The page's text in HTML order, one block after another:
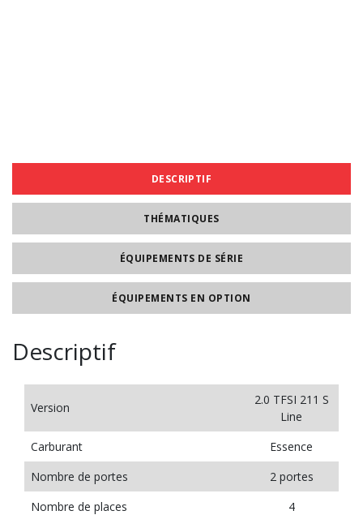
DESCRIPTIF
THÉMATIQUES
ÉQUIPEMENTS DE SÉRIE
ÉQUIPEMENTS EN OPTION
Descriptif
Version
2.0 TFSI 211 S
Line
Carburant
Essence
Nombre de portes
2 portes
Nombre de places
4